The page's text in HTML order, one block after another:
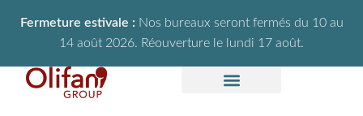
Fermeture estivale : Nos bureaux seront fermés du 10 au
14 août 2026. Réouverture le lundi 17 août.